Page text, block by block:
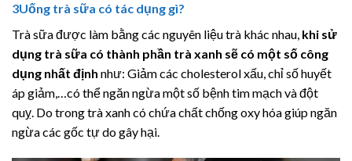
3Uống trà sữa có tác dụng gì?
Trà sữa được làm bằng các nguyên liệu trà khác nhau, khi sử
dụng trà sữa có thành phần trà xanh sẽ có một số công
dụng nhất định như: Giảm các cholesterol xấu, chỉ số huyết
áp giảm,…có thể ngăn ngừa một số bệnh tim mạch và đột
quỵ. Do trong trà xanh có chứa chất chống oxy hóa giúp ngăn
ngừa các gốc tự do gây hại.